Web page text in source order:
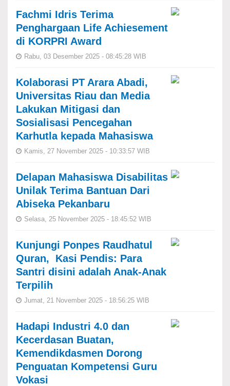
Fachmi Idris Terima
Penghargaan Life Achiesement
di KORPRI Award
Rabu, 03 Desember 2025 - 08:45:28 WIB
Kolaborasi PT Arara Abadi,
Universitas Riau dan Media
Lakukan Mitigasi dan
Sosialisasi Pencegahan
Karhutla kepada Mahasiswa
Kamis, 27 November 2025 - 10:33:57 WIB
Delapan Mahasiswa Disabilitas
Unilak Terima Bantuan Dari
Abiseka Pekanbaru
Selasa, 25 November 2025 - 18:45:52 WIB
Kunjungi Ponpes Raudhatul
Quran, Kasi Pendis: Para
Santri disini adalah Anak-Anak
Terpilih
Jumat, 21 November 2025 - 18:56:25 WIB
Hadapi Industri 4.0 dan
Kecerdasan Buatan,
Kemendikdasmen Dorong
Penguatan Kompetensi Guru
Vokasi